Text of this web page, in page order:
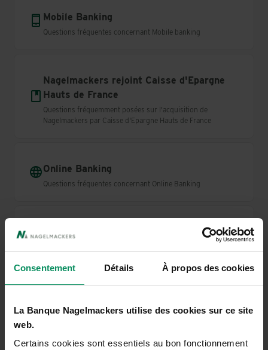
Consentement Détails À propos des cookies
La Banque Nagelmackers utilise des cookies sur ce site
web.
Certains cookies sont essentiels au bon fonctionnement
Mobile Banking
Questions fréquentes concernant Mobile banking
Nagelmackers rejoint Caisse d'Epargne
Hauts de France
Questions fréquemment posées sur l'acquisition de
Nagelmackers par Caisse d'Epargne Hauts de France
Online Banking
Questions fréquentes concernant Online Banking
Online Banking
Questions fréquentes concernant la sécurité